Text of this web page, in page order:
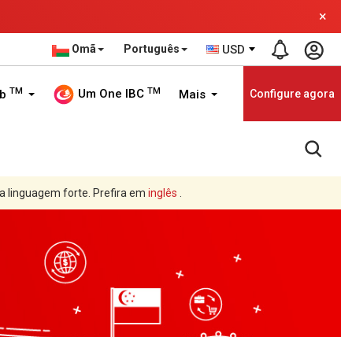
×
Omã Português USD
TM Um One IBC TM Mais Configure agora
linguagem forte. Prefira em inglês .